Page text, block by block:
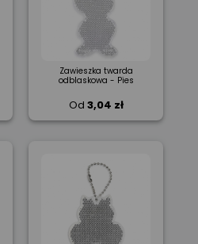
Zawieszka twarda
odblaskowa - Pies
Od 3,04 zł